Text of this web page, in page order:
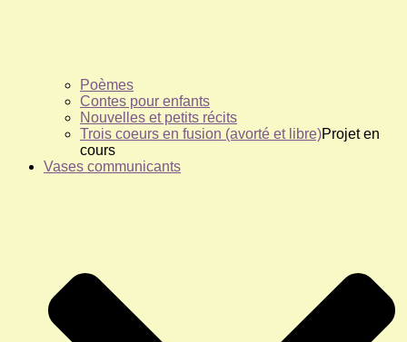
Poèmes
Contes pour enfants
Nouvelles et petits récits
Trois coeurs en fusion (avorté et libre)Projet en
cours
Vases communicants